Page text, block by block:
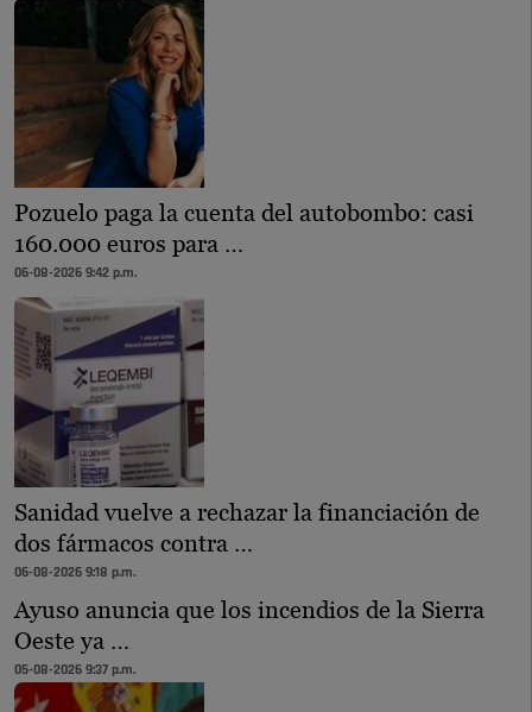
Pozuelo paga la cuenta del autobombo: casi
160.000 euros para …
06-08-2026 9:42 p.m.
Sanidad vuelve a rechazar la financiación de
dos fármacos contra …
06-08-2026 9:18 p.m.
Ayuso anuncia que los incendios de la Sierra
Oeste ya …
05-08-2026 9:37 p.m.